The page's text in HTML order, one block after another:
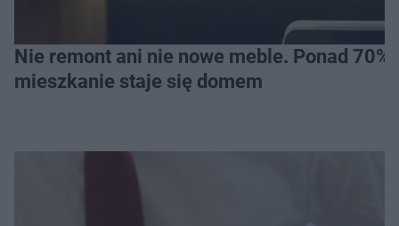
Nie remont ani nie nowe meble. Ponad
mieszkanie staje się domem